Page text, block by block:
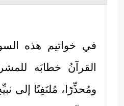
في خواتيم هذه
القرآنُ خطابَه
ومُحذِّرًا، مُلتَفِتًا إلى